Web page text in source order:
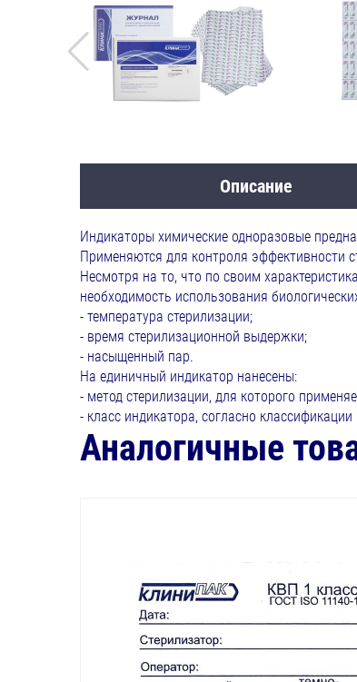
Описание
Индикаторы химические одноразовые
Применяются для контроля эффективности
Несмотря на то, что по своим
необходимость использования
- температура стерилизации;
- время стерилизационной выдержки;
- насыщенный пар.
На единичный индикатор нанесены:
- метод стерилизации, для которого
- класс индикатора, согласно
Аналогичные